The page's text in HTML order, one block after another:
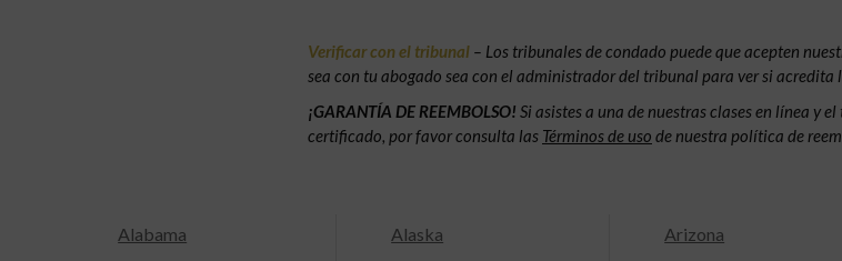
Verificar con el tribunal – Los tribunales de condado puede que acepten
sea con tu abogado sea con el administrador del tribunal para ver si acredita
¡GARANTÍA DE REEMBOLSO! Si asistes a una de nuestras clases en línea y
certificado, por favor consulta las Términos de uso de nuestra política de
Alabama Alaska Arizona